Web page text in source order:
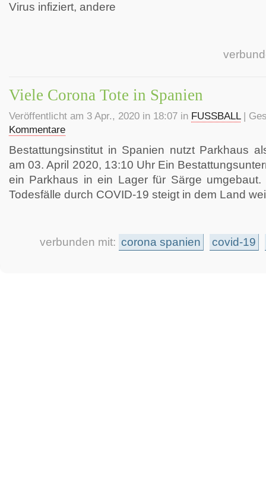
Virus infiziert, andere
Viele Corona Tote in Spanien
Veröffentlicht am 3 Apr., 2020 in 18:07 in FUSSBALL|
Kommentare
Bestattungsinstitut in Spanien nutzt Parkhaus
am 03. April 2020, 13:10 Uhr Ein
ein Parkhaus in ein Lager für Särge
Todesfälle durch COVID-19 steigt in dem Land
verbunden mit: corona spanien covid-19